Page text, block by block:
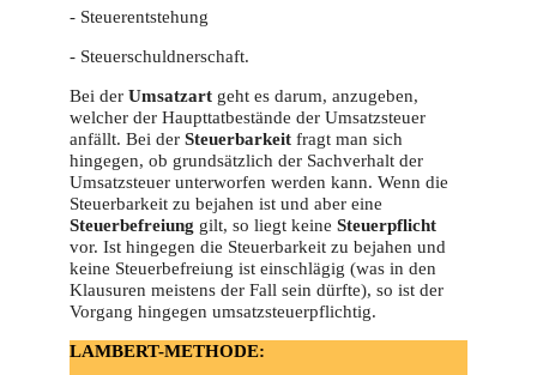
- Steuerentstehung
- Steuerschuldnerschaft.
Bei der Umsatzart geht es darum, anzugeben,
welcher der Haupttatbestände der Umsatzsteuer
anfällt. Bei der Steuerbarkeit fragt man sich
hingegen, ob grundsätzlich der Sachverhalt der
Umsatzsteuer unterworfen werden kann. Wenn die
Steuerbarkeit zu bejahen ist und aber eine
Steuerbefreiung gilt, so liegt keine Steuerpflicht
vor. Ist hingegen die Steuerbarkeit zu bejahen und
keine Steuerbefreiung ist einschlägig (was in den
Klausuren meistens der Fall sein dürfte), so ist der
Vorgang hingegen umsatzsteuerpflichtig.
LAMBERT-METHODE: